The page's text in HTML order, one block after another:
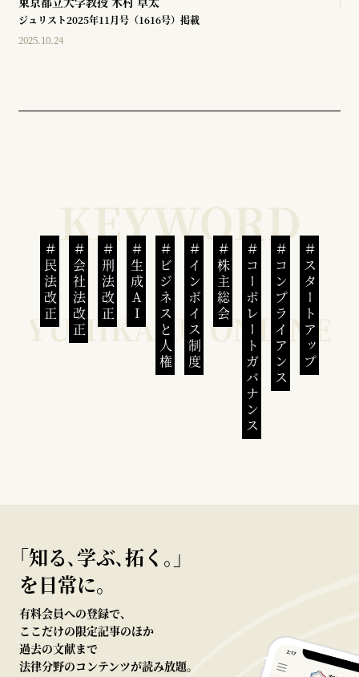
ジュリスト2025年11月号（1616号）掲載
2025.10.24
民法改正 会社法改正 刑法改正 生成AI ビジネスと人権インボイス制度 株主総会 コーポレートガバナンスコンプライアンススタートアップ
｢知る､学ぶ､拓く｡｣
を日常に。
有料会員への登録で、
ここだけの限定記事のほか
過去の文献まで
法律分野のコンテンツが読み放題。